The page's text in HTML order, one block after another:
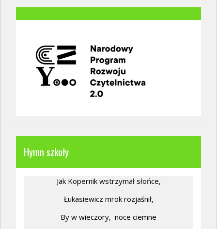
Hymn szkoły
Jak Kopernik wstrzymał słońce,
Łukasiewicz mrok rozjaśnił,
By w wieczory, noce ciemne